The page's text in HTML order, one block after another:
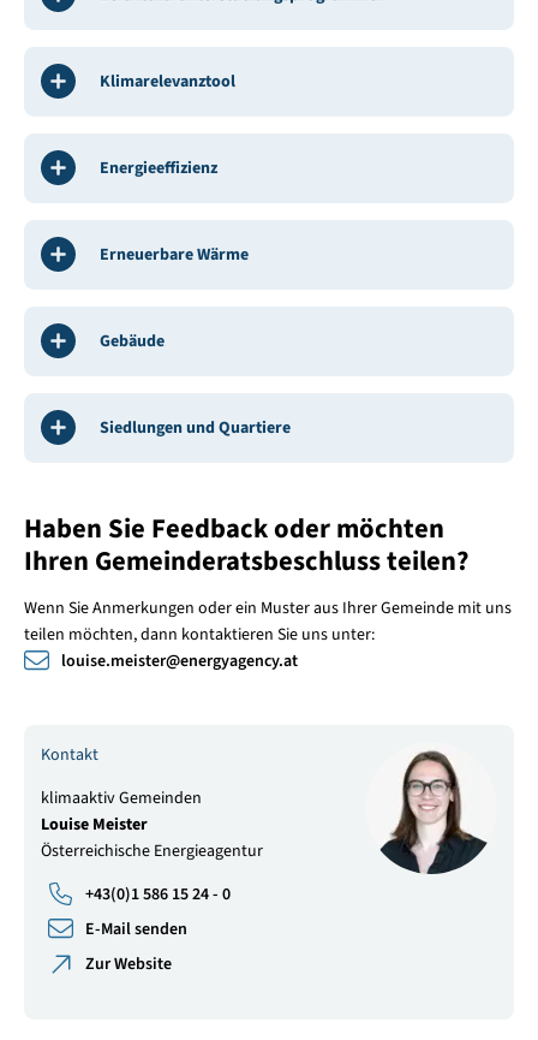
Klimarelevanztool
Energieeffizienz
Erneuerbare Wärme
Gebäude
Siedlungen und Quartiere
Haben Sie Feedback oder möchten
Ihren Gemeinderatsbeschluss teilen?
Wenn Sie Anmerkungen oder ein Muster aus Ihrer Gemeinde mit uns
teilen möchten, dann kontaktieren Sie uns unter:
louise.meister@energyagency.at
Kontakt
klimaaktiv Gemeinden
Louise Meister
Österreichische Energieagentur
+43(0)1 586 15 24 - 0
E-Mail senden
Zur Website